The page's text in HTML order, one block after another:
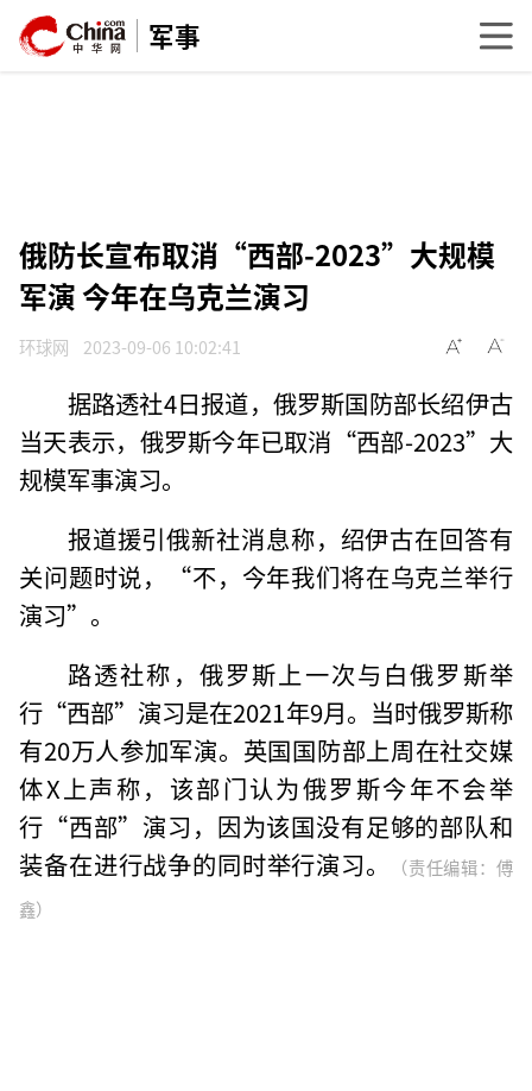
军事
俄防长宣布取消“西部-2023”大规模
军演 今年在乌克兰演习
环球网 2023-09-06 10:02:41
据路透社4日报道，俄罗斯国防部长绍伊古
当天表示，俄罗斯今年已取消“西部-2023”大
规模军事演习。
报道援引俄新社消息称，绍伊古在回答有
关问题时说，“不，今年我们将在乌克兰举行
演习”。
路透社称，俄罗斯上一次与白俄罗斯举
行“西部”演习是在2021年9月。当时俄罗斯称
有20万人参加军演。英国国防部上周在社交媒
体X上声称，该部门认为俄罗斯今年不会举
行“西部”演习，因为该国没有足够的部队和
装备在进行战争的同时举行演习。
（责任编辑：傅
鑫）